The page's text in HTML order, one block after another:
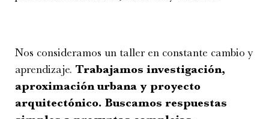
Nos consideramos un taller en constante cambio y
aprendizaje. Trabajamos investigación,
aproximación urbana y proyecto
arquitectónico. Buscamos respuestas